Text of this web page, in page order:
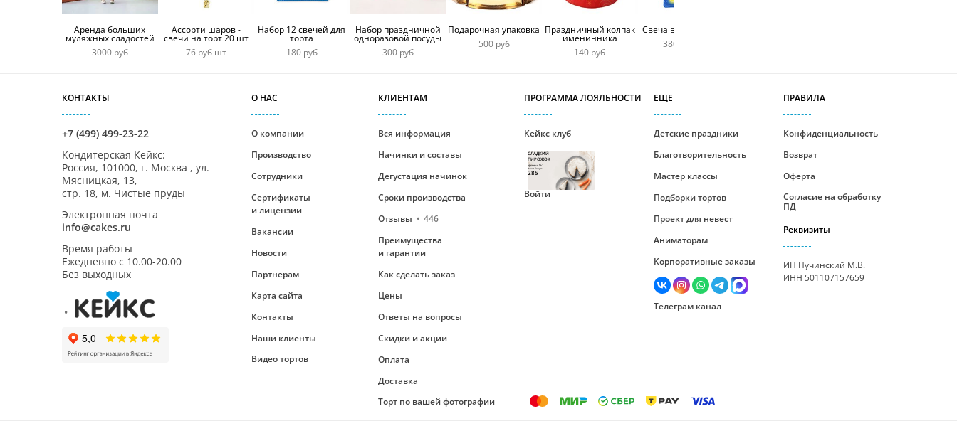
Аренда больших
муляжных сладостей
3000 руб
Ассорти шаров -
свечи на торт 20 шт
76 руб шт
Набор 12 свечей для
торта
180 руб
Набор праздничной
одноразовой посуды
300 руб
Подарочная упаковка
500 руб
Праздничный колпак
именинника
140 руб
Свеча в виде цифры
380 руб шт
КОНТАКТЫ
+7 (499) 499-23-22
Кондитерская Кейкс:
Россия, 101000, г. Москва , ул.
Мясницкая, 13,
стр. 18, м. Чистые пруды
Электронная почта
info@cakes.ru
Время работы
Ежедневно с 10.00-20.00
Без выходных
О НАС
О компании
Производство
Сотрудники
Сертификаты
и лицензии
Вакансии
Новости
Партнерам
Карта сайта
Контакты
Наши клиенты
Видео тортов
КЛИЕНТАМ
Вся информация
Начинки и составы
Дегустация начинок
Сроки производства
Отзывы
446
Преимущества
и гарантии
Как сделать заказ
Цены
Ответы на вопросы
Скидки и акции
Оплата
Доставка
Торт по вашей фотографии
ПРОГРАММА ЛОЯЛЬНОСТИ
Кейкс клуб
СЛАДКИЙ
ПИРОЖОК
Уровень №1
Ваши бонусы
285
Войти
ЕЩЕ
Детские праздники
Благотворительность
Мастер классы
Подборки тортов
Проект для невест
Аниматорам
Корпоративные заказы
Телеграм канал
ПРАВИЛА
Конфиденциальность
Возврат
Оферта
Согласие на обработку
ПД
Реквизиты
ИП Пучинский М.В.
ИНН 501107157659